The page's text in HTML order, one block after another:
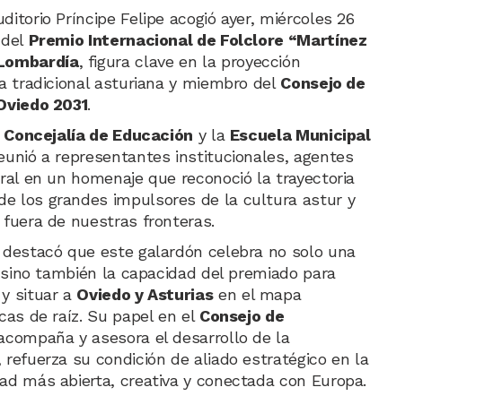
Príncipe Felipe acogió ayer, miércoles 26
Premio Internacional de Folclore “Martínez
, figura clave en la proyección
tradicional asturiana y miembro del Consejo de
2031.
Concejalía de Educación y la Escuela Municipal
a representantes institucionales, agentes
en un homenaje que reconoció la trayectoria
los grandes impulsores de la cultura astur y
de nuestras fronteras.
que este galardón celebra no solo una
también la capacidad del premiado para
situar a Oviedo y Asturiasen el mapa
de raíz. Su papel en el Consejo de
y asesora el desarrollo de la
refuerza su condición de aliado estratégico en la
más abierta, creativa y conectada con Europa.